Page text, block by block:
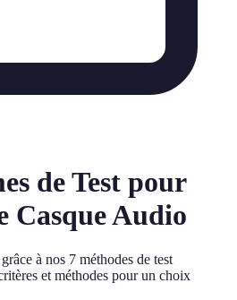
de Test pour
Casque Audio
à nos 7 méthodes de test
et méthodes pour un choix